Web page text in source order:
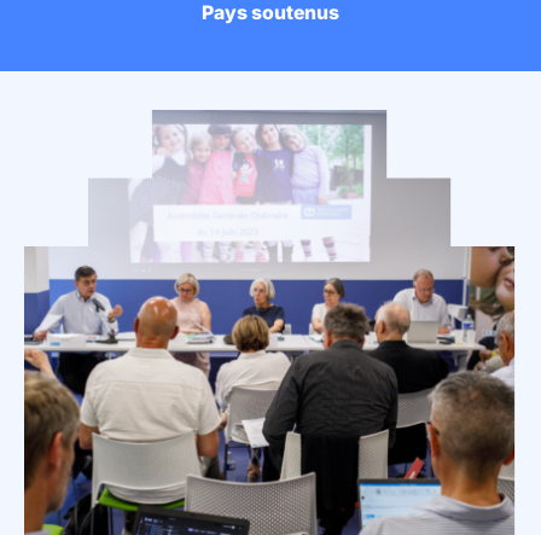
Pays soutenus